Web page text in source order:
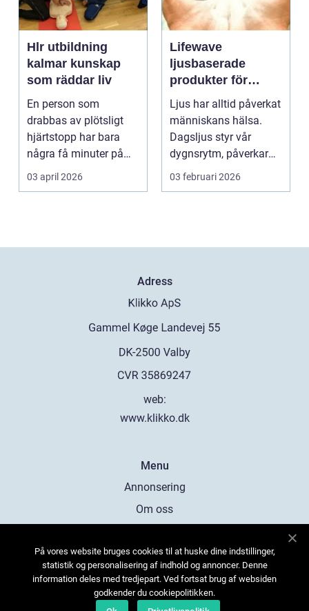
Hlr utbildning
kalmar kunskap
som räddar liv
En person som
drabbas av plötsligt
hjärtstopp har bara
några få minuter på
sig. För varje minut
utan...
03 april 2026
Lifewave
ljusbaserade
produkter för
hälsa och
välbefinnande
Ljus har alltid påverkat
människans hälsa.
Dagsljus styr vår
dygnsrytm, påverkar
humör, sömn och ene...
03 februari 2026
Adress
web:
www.klikko.dk
Menu
Annonsering
Om oss
Kontakta oss
Sitemap
På vores website bruges cookies til at huske dine indstillinger,
statistik og personalisering af indhold og annoncer. Denne
information deles med tredjepart. Ved fortsat brug af websiden
godkender du cookiepolitikken.